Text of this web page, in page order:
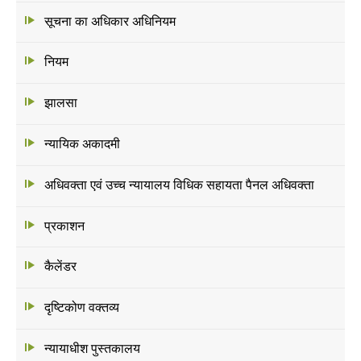
सूचना का अधिकार अधिनियम
नियम
झालसा
न्यायिक अकादमी
अधिवक्ता एवं उच्च न्यायालय विधिक सहायता पैनल अधिवक्ता
प्रकाशन
कैलेंडर
दृष्टिकोण वक्तव्य
न्यायाधीश पुस्तकालय